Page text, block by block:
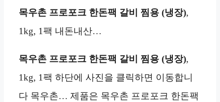
목우촌 프로포크 한돈팩 갈비 찜용 (냉장),
1kg, 1팩 내돈내산…
목우촌 프로포크 한돈팩 갈비 찜용 (냉장),
1kg, 1팩 하단에 사진을 클릭하면 이동합니
다 목우촌… 제품은 목우촌 프로포크 한돈팩